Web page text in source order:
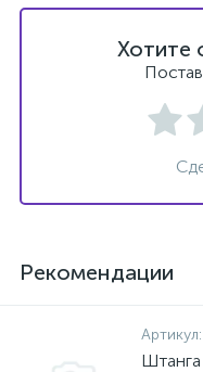
Хотите
Рекомендации
Артикул: